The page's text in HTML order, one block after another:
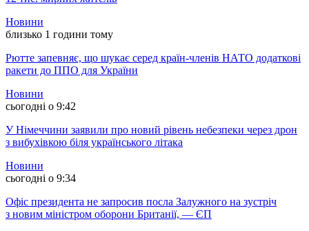
Новини
близько 1 години тому
Рютте запевняє, що шукає серед країн-членів НАТО додаткові
ракети до ППО для України
Новини
сьогодні о 9:42
У Німеччини заявили про новий рівень небезпеки через дрон
з вибухівкою біля українського літака
Новини
сьогодні о 9:34
Офіс президента не запросив посла Залужного на зустріч
з новим міністром оборони Британії, — ЄП